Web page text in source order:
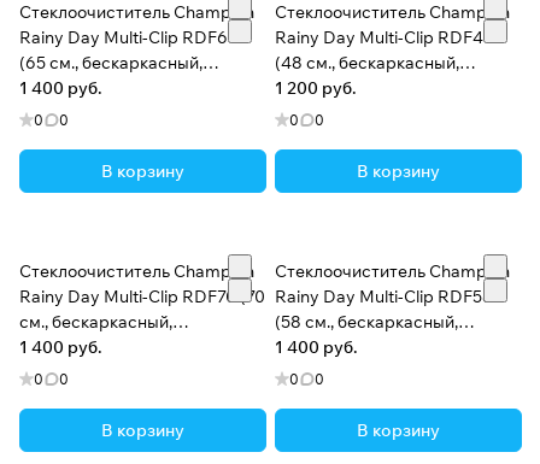
Стеклоочиститель Champion
Rainy Day Multi-Clip RDF65
(65 см., бескаркасный,
Универсальный)
1 400 руб.
0 0
В корзину
Стеклоочиститель Champion
Rainy Day Multi-Clip RDF48
(48 см., бескаркасный,
Универсальный)
1 200 руб.
0 0
В корзину
Стеклоочиститель Champion
Rainy Day Multi-Clip RDF70 (70
см., бескаркасный,
Универсальный)
1 400 руб.
0 0
В корзину
Стеклоочиститель Champion
Rainy Day Multi-Clip RDF58
(58 см., бескаркасный,
Универсальный)
1 400 руб.
0 0
В корзину